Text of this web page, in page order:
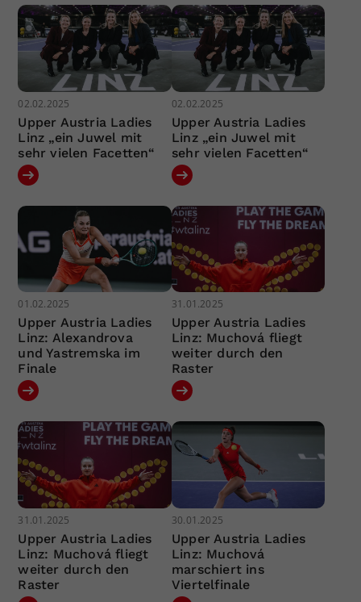
02.02.2025
Upper Austria Ladies
Linz „ein Juwel mit
sehr vielen Facetten“
02.02.2025
Upper Austria Ladies
Linz „ein Juwel mit
sehr vielen Facetten“
01.02.2025
Upper Austria Ladies
Linz: Alexandrova
und Yastremska im
Finale
31.01.2025
Upper Austria Ladies
Linz: Muchová fliegt
weiter durch den
Raster
31.01.2025
Upper Austria Ladies
Linz: Muchová fliegt
weiter durch den
Raster
30.01.2025
Upper Austria Ladies
Linz: Muchová
marschiert ins
Viertelfinale